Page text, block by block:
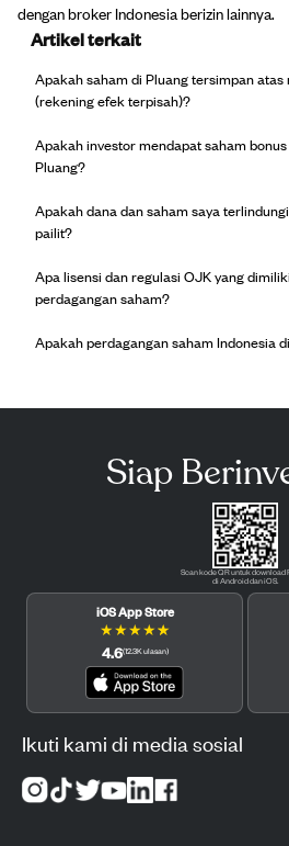
dengan broker Indonesia berizin lainnya.
Artikel terkait
Apakah saham di Pluang tersimpan
(rekening efek terpisah)?
Apakah investor mendapat saham
Pluang?
Apakah dana dan saham saya
pailit?
Apa lisensi dan regulasi OJK yang
perdagangan saham?
Apakah perdagangan saham Indonesia
Siap
Scan kode QR untuk download
di Android dan iOS.
iOS App Store
★★★★★
4.6(12.3K ulasan)
Ikuti kami di media sosial